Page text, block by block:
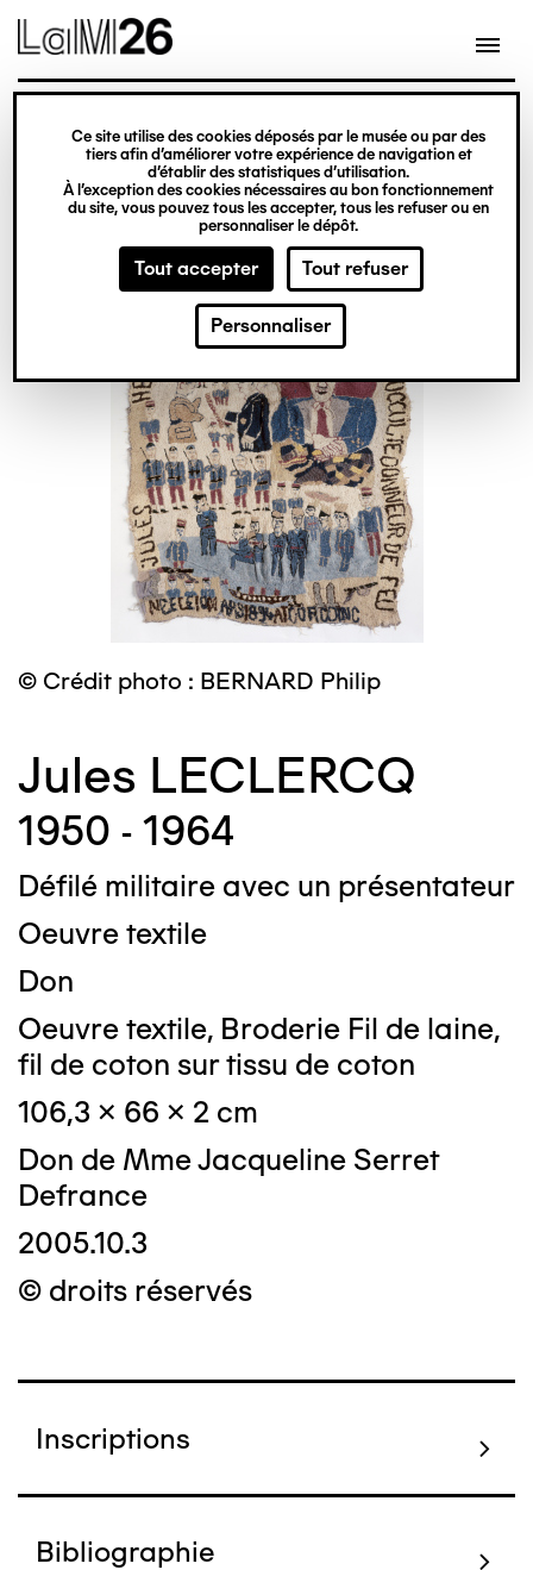
Gestion des cookies
Ce site utilise des cookies déposés par le musée ou par des
tiers afin d’améliorer votre expérience de navigation et
d’établir des statistiques d’utilisation.
À l’exception des cookies nécessaires au bon fonctionnement
du site, vous pouvez tous les accepter, tous les refuser ou en
personnaliser le dépôt.
Tout accepter Tout refuser
Personnaliser
contenu
© Crédit photo : BERNARD Philip
Jules LECLERCQ
1950 - 1964
Défilé militaire avec un présentateur
Oeuvre textile
Don
Oeuvre textile, Broderie Fil de laine,
fil de coton sur tissu de coton
106,3 x 66 x 2 cm
Don de Mme Jacqueline Serret
Defrance
2005.10.3
© droits réservés
Inscriptions
Bibliographie